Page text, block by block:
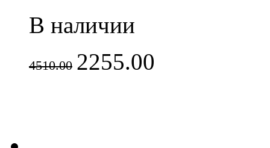
В наличии
4510.00 2255.00